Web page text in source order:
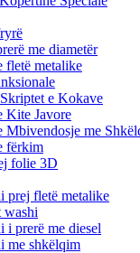
me diametër
fletë metalike
e Kokave
Kite Javore
Mbivendosje me
fërkim
folie 3D
prej fletë metalike
washi
i prerë me diesel
me shkëlqim